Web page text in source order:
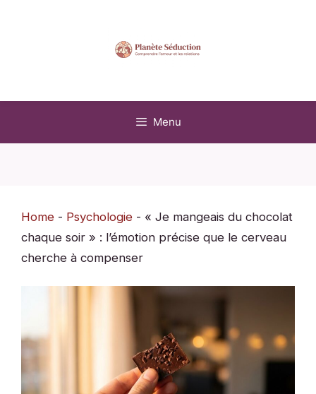
Menu
Home - Psychologie - « Je mangeais du chocolat
chaque soir » : l’émotion précise que le cerveau
cherche à compenser